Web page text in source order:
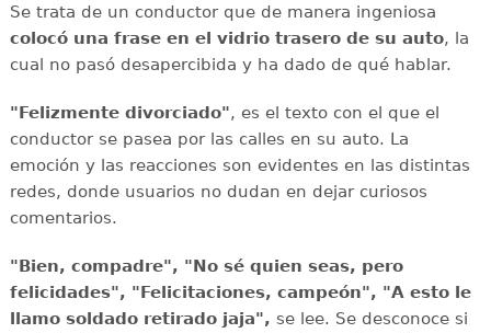
Se trata de un conductor que de manera ingeniosa
colocó una frase en el vidrio trasero de su auto, la
cual no pasó desapercibida y ha dado de qué hablar.
"Felizmente divorciado", es el texto con el que el
conductor se pasea por las calles en su auto. La
emoción y las reacciones son evidentes en las distintas
redes, donde usuarios no dudan en dejar curiosos
comentarios.
"Bien, compadre", "No sé quien seas, pero
felicidades", "Felicitaciones, campeón", "A esto le
llamo soldado retirado jaja", se lee. Se desconoce si